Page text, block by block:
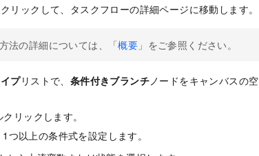
リックして、タスクフローの詳細ページに移動します。
法の詳細については、「概要 」をご参照ください。
プリストで、 条件付きブランチノードをキャンバスの
クリックし ます。
以上の条件式を設定します。